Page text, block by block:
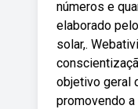
números e
elaborado
solar,.
objetivo geral
promovendo